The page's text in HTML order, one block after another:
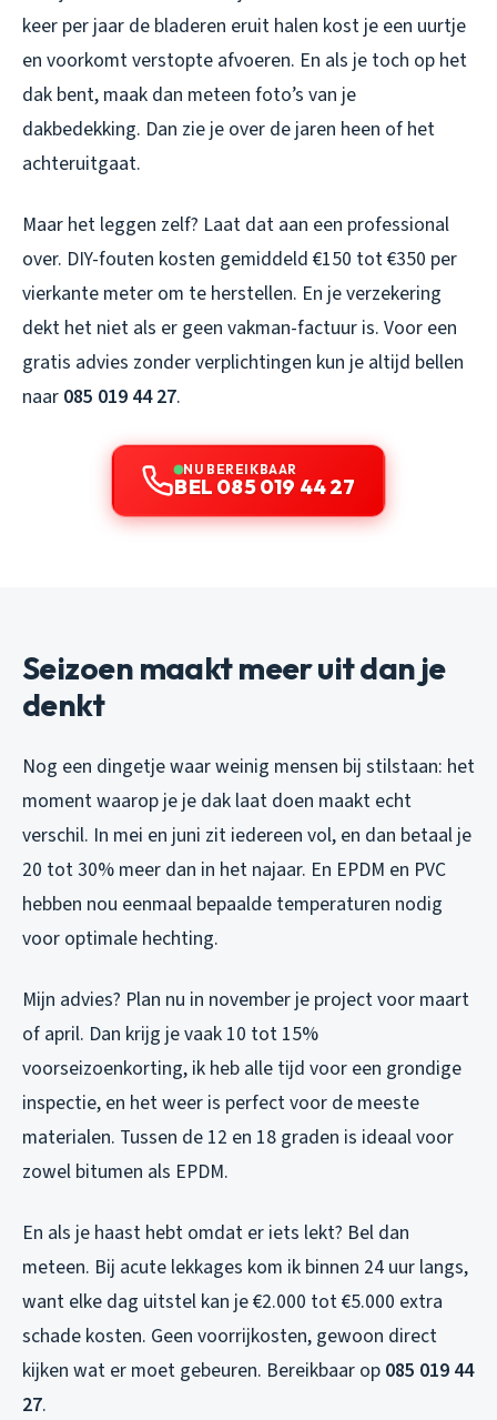
keer per jaar de bladeren eruit halen kost je een uurtje
en voorkomt verstopte afvoeren. En als je toch op het
dak bent, maak dan meteen foto’s van je
dakbedekking. Dan zie je over de jaren heen of het
achteruitgaat.
Maar het leggen zelf? Laat dat aan een professional
over. DIY-fouten kosten gemiddeld €150 tot €350 per
vierkante meter om te herstellen. En je verzekering
dekt het niet als er geen vakman-factuur is. Voor een
gratis advies zonder verplichtingen kun je altijd bellen
naar 085 019 44 27.
NU BEREIKBAAR
BEL 085 019 44 27
Seizoen maakt meer uit dan je
denkt
Nog een dingetje waar weinig mensen bij stilstaan: het
moment waarop je je dak laat doen maakt echt
verschil. In mei en juni zit iedereen vol, en dan betaal je
20 tot 30% meer dan in het najaar. En EPDM en PVC
hebben nou eenmaal bepaalde temperaturen nodig
voor optimale hechting.
Mijn advies? Plan nu in november je project voor maart
of april. Dan krijg je vaak 10 tot 15%
voorseizoenkorting, ik heb alle tijd voor een grondige
inspectie, en het weer is perfect voor de meeste
materialen. Tussen de 12 en 18 graden is ideaal voor
zowel bitumen als EPDM.
En als je haast hebt omdat er iets lekt? Bel dan
meteen. Bij acute lekkages kom ik binnen 24 uur langs,
want elke dag uitstel kan je €2.000 tot €5.000 extra
schade kosten. Geen voorrijkosten, gewoon direct
kijken wat er moet gebeuren. Bereikbaar op 085 019 44
27.